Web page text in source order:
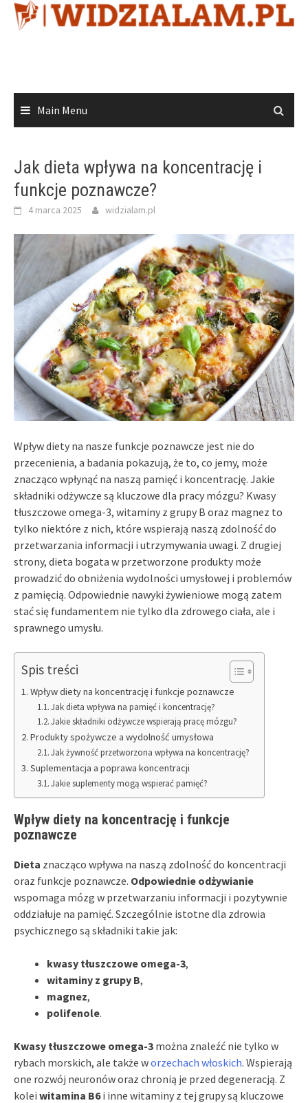
Skip
Main Menu
Jak dieta wpływa na koncentrację i
funkcje poznawcze?
4 marca 2025 widzialam.pl
Wpływ diety na nasze funkcje poznawcze jest nie do
przecenienia, a badania pokazują, że to, co jemy, może
znacząco wpłynąć na naszą pamięć i koncentrację. Jakie
składniki odżywcze są kluczowe dla pracy mózgu? Kwasy
tłuszczowe omega-3, witaminy z grupy B oraz magnez to
tylko niektóre z nich, które wspierają naszą zdolność do
przetwarzania informacji i utrzymywania uwagi. Z drugiej
strony, dieta bogata w przetworzone produkty może
prowadzić do obniżenia wydolności umysłowej i problemów
z pamięcią. Odpowiednie nawyki żywieniowe mogą zatem
stać się fundamentem nie tylko dla zdrowego ciała, ale i
sprawnego umysłu.
Spis treści
Wpływ diety na koncentrację i funkcje poznawcze
Jak dieta wpływa na pamięć i koncentrację?
Jakie składniki odżywcze wspierają pracę mózgu?
Produkty spożywcze a wydolność umysłowa
Jak żywność przetworzona wpływa na koncentrację?
Suplementacja a poprawa koncentracji
Jakie suplementy mogą wspierać pamięć?
Wpływ diety na koncentrację i funkcje
poznawcze
Dieta znacząco wpływa na naszą zdolność do koncentracji
oraz funkcje poznawcze. Odpowiednie odżywianie
wspomaga mózg w przetwarzaniu informacji i pozytywnie
oddziałuje na pamięć. Szczególnie istotne dla zdrowia
psychicznego są składniki takie jak:
kwasy tłuszczowe omega-3,
witaminy z grupy B,
magnez,
polifenole.
Kwasy tłuszczowe omega-3 można znaleźć nie tylko w
rybach morskich, ale także worzechach włoskich. Wspierają
one rozwój neuronów oraz chronią je przed degeneracją. Z
kolei witamina B6i inne witaminy z tej grupy są kluczowe